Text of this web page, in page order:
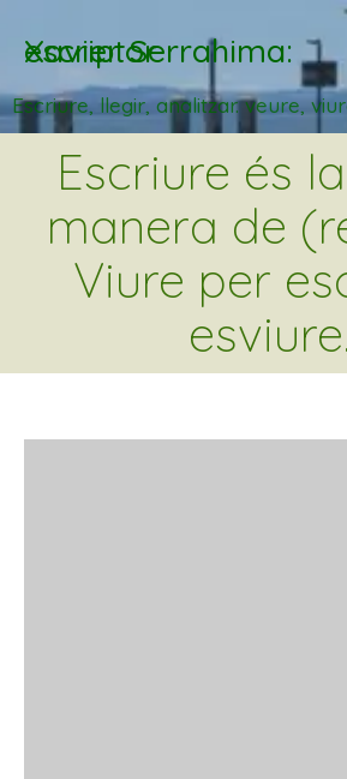
Xavier Serrahima: escriptor
Escriure, llegir, analitzar. veure,
Escriure és
manera de
Viure per